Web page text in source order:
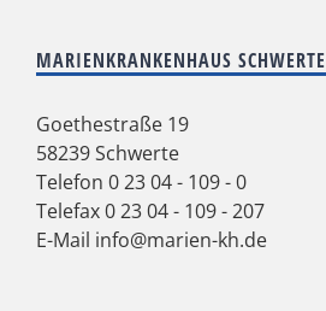
MARIENKRANKENHAUS SCHWERTE
Goethestraße 19
58239 Schwerte
Telefon 0 23 04 - 109 - 0
Telefax 0 23 04 - 109 - 207
E-Mail info@marien-kh.de